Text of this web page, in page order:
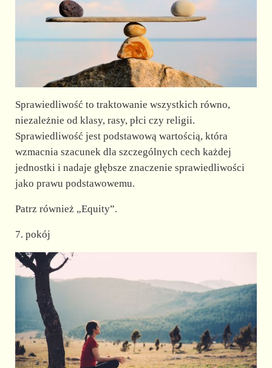
Sprawiedliwość to traktowanie wszystkich równo,
niezależnie od klasy, rasy, płci czy religii.
Sprawiedliwość jest podstawową wartością, która
wzmacnia szacunek dla szczególnych cech każdej
jednostki i nadaje głębsze znaczenie sprawiedliwości
jako prawu podstawowemu.
Patrz również „Equity”.
7. pokój